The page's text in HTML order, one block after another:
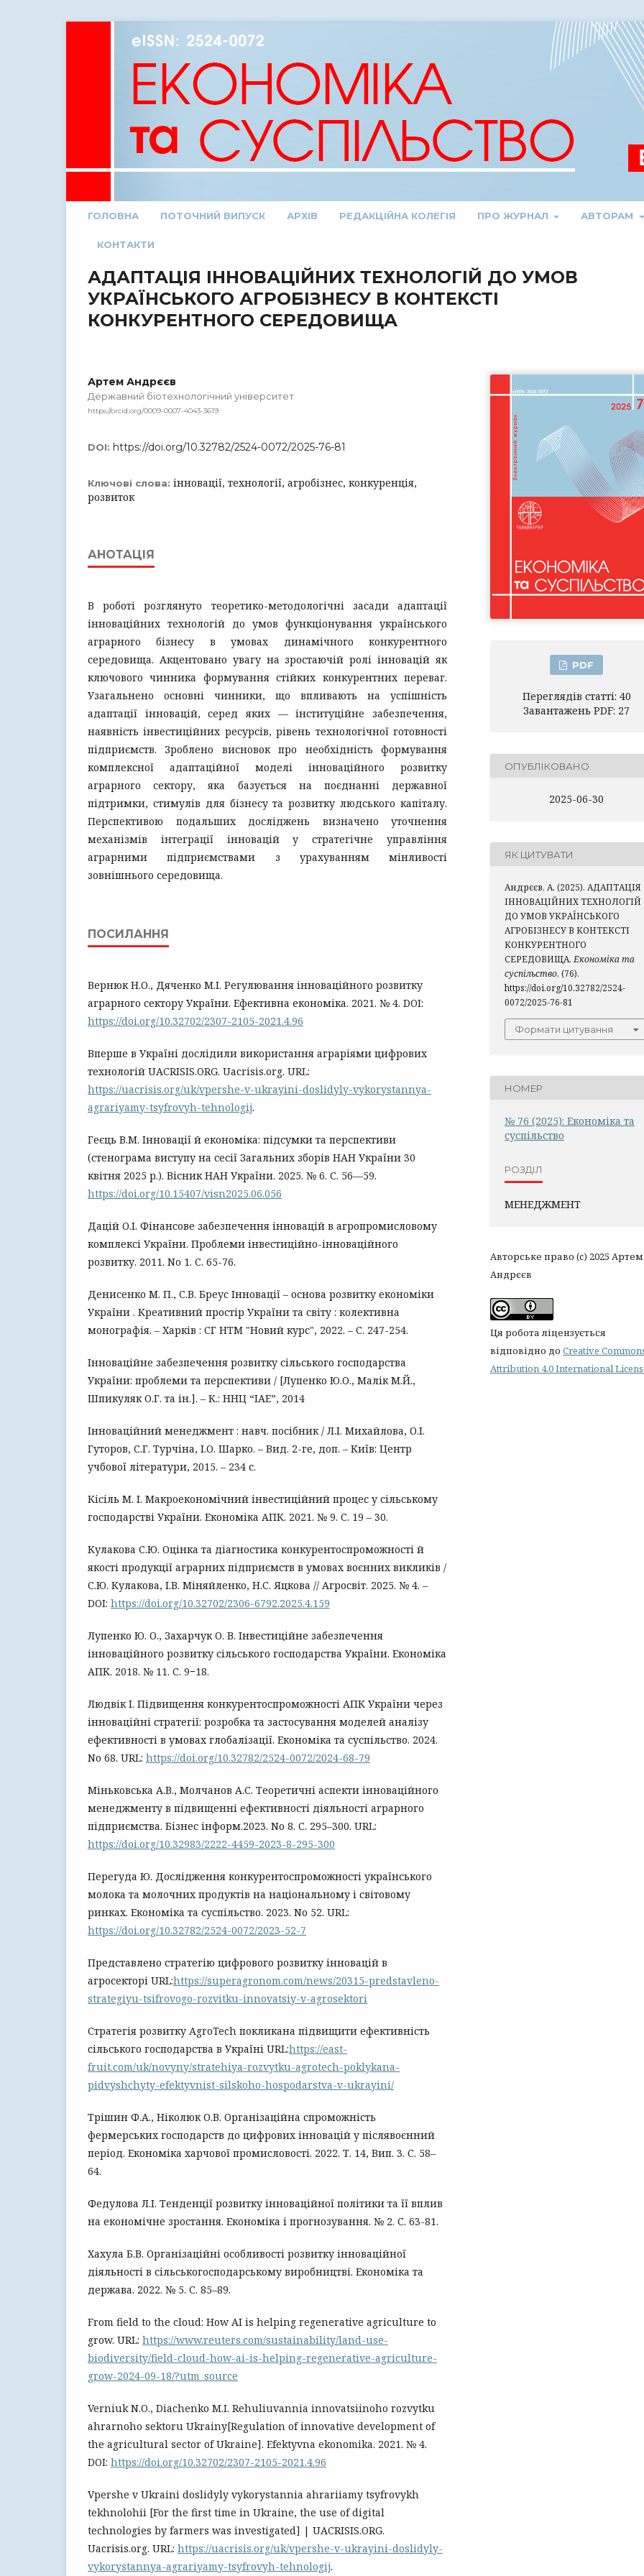
ГОЛОВНА ПОТОЧНИЙ ВИПУСК АРХІВ РЕДАКЦІЙНА КОЛЕГІЯ ПРО ЖУРНАЛ АВТОРАМ
КОНТАКТИ
АДАПТАЦІЯ ІННОВАЦІЙНИХ ТЕХНОЛОГІЙ ДО УМОВ
УКРАЇНСЬКОГО АГРОБІЗНЕСУ В КОНТЕКСТІ
КОНКУРЕНТНОГО СЕРЕДОВИЩА
Артем Андрєєв
Державний біотехнологічний університет
https://orcid.org/0009-0007-4043-3619
DOI: https://doi.org/10.32782/2524-0072/2025-76-81
Ключові слова: інновації, технології, агробізнес, конкуренція,
розвиток
АНОТАЦІЯ
В роботі розглянуто теоретико-методологічні засади адаптації
інноваційних технологій до умов функціонування українського
аграрного бізнесу в умовах динамічного конкурентного
середовища. Акцентовано увагу на зростаючій ролі інновацій як
ключового чинника формування стійких конкурентних переваг.
Узагальнено основні чинники, що впливають на успішність
адаптації інновацій, серед яких — інституційне забезпечення,
наявність інвестиційних ресурсів, рівень технологічної готовності
підприємств. Зроблено висновок про необхідність формування
комплексної адаптаційної моделі інноваційного розвитку
аграрного сектору, яка базується на поєднанні державної
підтримки, стимулів для бізнесу та розвитку людського капіталу.
Перспективою подальших досліджень визначено уточнення
механізмів інтеграції інновацій у стратегічне управління
аграрними підприємствами з урахуванням мінливості
зовнішнього середовища.
ПОСИЛАННЯ
Вернюк Н.О., Дяченко М.І. Регулювання інноваційного розвитку
аграрного сектору України. Ефективна економіка. 2021. № 4. DOI:
https://doi.org/10.32702/2307-2105-2021.4.96
Вперше в Україні дослідили використання аграріями цифрових
технологій UACRISIS.ORG. Uacrisis.org. URL:
https://uacrisis.org/uk/vpershe-v-ukrayini-doslidyly-vykorystannya-
agrariyamy-tsyfrovyh-tehnologij.
Геєць В.М. Інновації й економіка: підсумки та перспективи
(стенограма виступу на сесії Загальних зборів НАН України 30
квітня 2025 р.). Вісник НАН України. 2025. № 6. С. 56—59.
https://doi.org/10.15407/visn2025.06.056
Дацій О.І. Фінансове забезпечення інновацій в агропромисловому
комплексі України. Проблеми інвестиційно-інноваційного
розвитку. 2011. No 1. С. 65-76.
Денисенко М. П., С.В. Бреус Інновації – основа розвитку економіки
України . Креативний простір України та світу : колективна
монографія. – Харків : СГ НТМ "Новий курс", 2022. – С. 247-254.
Інноваційне забезпечення розвитку сільського господарства
України: проблеми та перспективи / [Лупенко Ю.О., Малік М.Й.,
Шпикуляк О.Г. та ін.]. – К.: ННЦ “ІАЕ”, 2014
Інноваційний менеджмент : навч. посібник / Л.І. Михайлова, О.І.
Гуторов, С.Г. Турчіна, І.О. Шарко. – Вид. 2-ге, доп. – Київ: Центр
учбової літератури, 2015. – 234 с.
Кісіль М. І. Макроекономічний інвестиційний процес у сільському
господарстві України. Економіка АПК. 2021. № 9. С. 19 – 30.
Кулакова С.Ю. Оцінка та діагностика конкурентоспроможності й
якості продукції аграрних підприємств в умовах воєнних викликів /
С.Ю. Кулакова, І.В. Міняйленко, Н.С. Яцкова // Агросвіт. 2025. № 4. –
DOI: https://doi.org/10.32702/2306-6792.2025.4.159
Лупенко Ю. О., Захарчук О. В. Інвестиційне забезпечення
інноваційного розвитку сільського господарства України. Економіка
АПК. 2018. № 11. С. 9−18.
Людвік І. Підвищення конкурентоспроможності АПК України через
інноваційні стратегії: розробка та застосування моделей аналізу
ефективності в умовах глобалізації. Економіка та суспільство. 2024.
No 68. URL: https://doi.org/10.32782/2524-0072/2024-68-79
Міньковська А.В., Молчанов А.С. Теоретичні аспекти інноваційного
менеджменту в підвищенні ефективності діяльності аграрного
підприємства. Бізнес інформ.2023. No 8. С. 295–300. URL:
https://doi.org/10.32983/2222-4459-2023-8-295-300
Перегуда Ю. Дослідження конкурентоспроможності українського
молока та молочних продуктів на національному і світовому
ринках. Економіка та суспільство. 2023. No 52. URL:
https://doi.org/10.32782/2524-0072/2023-52-7
Представлено стратегію цифрового розвитку інновацій в
агросекторі URL:https://superagronom.com/news/20315-predstavleno-
strategiyu-tsifrovogo-rozvitku-innovatsiy-v-agrosektori
Стратегія розвитку AgroTech покликана підвищити ефективність
сільського господарства в Україні URL:https://east-
fruit.com/uk/novyny/stratehiya-rozvytku-agrotech-poklykana-
pidvyshchyty-efektyvnist-silskoho-hospodarstva-v-ukrayini/
Трішин Ф.А., Ніколюк О.В. Організаційна спроможність
фермерських господарств до цифрових інновацій у післявоєнний
період. Економіка харчової промисловості. 2022. Т. 14, Вип. 3. С. 58–
64.
Федулова Л.І. Тенденції розвитку інноваційної політики та її вплив
на економічне зростання. Економіка і прогнозування. № 2. С. 63-81.
Хахула Б.В. Організаційні особливості розвитку інноваційної
діяльності в сільськогосподарському виробництві. Економіка та
держава. 2022. № 5. С. 85–89.
From field to the cloud: How AI is helping regenerative agriculture to
grow. URL: https://www.reuters.com/sustainability/land-use-
biodiversity/field-cloud-how-ai-is-helping-regenerative-agriculture-
grow-2024-09-18/?utm_source
Verniuk N.O., Diachenko M.I. Rehuliuvannia innovatsiinoho rozvytku
ahrarnoho sektoru Ukrainy[Regulation of innovative development of
the agricultural sector of Ukraine]. Efektyvna ekonomika. 2021. № 4.
DOI: https://doi.org/10.32702/2307-2105-2021.4.96
Vpershe v Ukraini doslidyly vykorystannia ahrariiamy tsyfrovykh
tekhnolohii [For the first time in Ukraine, the use of digital
technologies by farmers was investigated] | UACRISIS.ORG.
Uacrisis.org. URL: https://uacrisis.org/uk/vpershe-v-ukrayini-doslidyly-
vykorystannya-agrariyamy-tsyfrovyh-tehnologij.
PDF
Переглядів статті: 40
Завантажень PDF: 27
ОПУБЛІКОВАНО
2025-06-30
ЯК ЦИТУВАТИ
Андрєєв, А. (2025). АДАПТАЦІЯ
ІННОВАЦІЙНИХ ТЕХНОЛОГІЙ
ДО УМОВ УКРАЇНСЬКОГО
АГРОБІЗНЕСУ В КОНТЕКСТІ
КОНКУРЕНТНОГО
СЕРЕДОВИЩА. Економіка та
суспільство, (76).
https://doi.org/10.32782/2524-
0072/2025-76-81
Формати цитування
НОМЕР
№ 76 (2025): Економіка та
суспільство
РОЗДІЛ
МЕНЕДЖМЕНТ
Авторське право (c) 2025 Артем
Андрєєв
Ця робота ліцензується
відповідно до Creative
Attribution 4.0 International